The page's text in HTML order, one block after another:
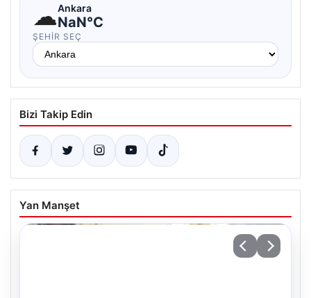
☁Ankara
NaN°C
ŞEHIR SEÇ
Bizi Takip Edin
Yan Manşet